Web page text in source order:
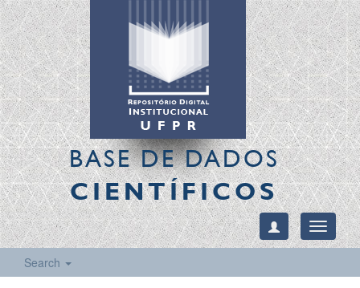
BASE DE DADOS
CIENTÍFICOS
Toggle
Search